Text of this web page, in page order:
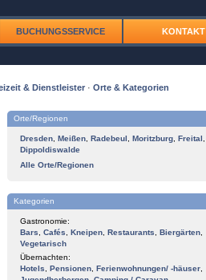
BUCHUNGSSERVICE KONTAKT
& Dienstleister · Orte & Kategorien
Orte/Regionen
Dresden Meißen Radebeul Moritzburg Freital
Dippoldiswalde
Alle Orte/Regionen
Kategorien
Gastronomie:
Bars
Cafés Kneipen Restaurants Biergärten
Vegetarisch
Übernachten:
Hotels
Pensionen Ferienwohnungen/ -häuser